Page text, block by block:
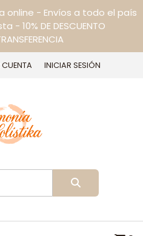
online - Envíos a todo el país
- 10% DE DESCUENTO
CUENTA INICIAR SESIÓN